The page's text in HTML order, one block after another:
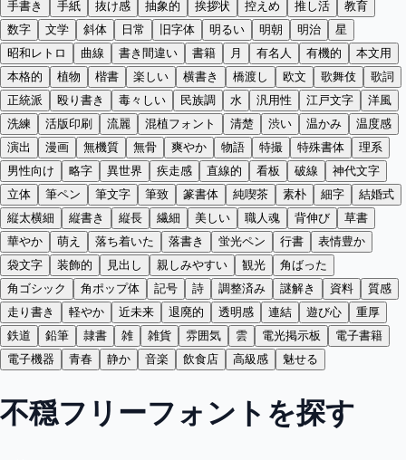
手書き
手紙 抜け感 抽象的 挨拶状 控えめ 推し活
教育
数字
文学 斜体 日常 旧字体 明るい 明朝 明治
星
昭和レトロ
曲線 書き間違い 書籍 月 有名人 有機的
本文用
本格的
植物 楷書 楽しい 横書き 橋渡し 欧文 歌舞伎
歌詞
正統派
殴り書き 毒々しい 民族調 水 汎用性 江戸文字
洋風
洗練
活版印刷 流麗 混植フォント 清楚 渋い 温かみ
温度感
演出
漫画 無機質 無骨 爽やか 物語 特撮 特殊書体
理系
男性向け
略字 異世界 疾走感 直線的 看板 破線
神代文字
立体
筆ペン 筆文字 筆致 篆書体 純喫茶 素朴 細字
結婚式
縦太横細
縦書き 縦長 繊細 美しい 職人魂 背伸び
草書
華やか
萌え 落ち着いた 落書き 蛍光ペン 行書
表情豊か
袋文字
装飾的 見出し 親しみやすい 観光
角ばった
角ゴシック
角ポップ体 記号 詩 調整済み 謎解き 資料
質感
走り書き
軽やか 近未来 退廃的 透明感 連結 遊び心
重厚
鉄道
鉛筆 隷書 雑 雑貨 雰囲気 雲 電光掲示板
電子書籍
電子機器
青春 静か 音楽 飲食店 高級感 魅せる
不穏フリーフォントを探す